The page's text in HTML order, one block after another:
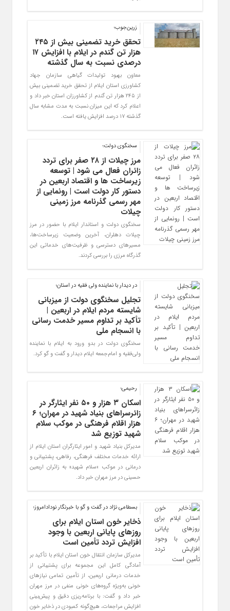
زرین‌جوب؛
تحقق خرید تضمینی بیش از ۲۴۵
هزار تن گندم در ایلام با افزایش ۱۷
درصدی نسبت به سال گذشته
معاون بهبود تولیدات گیاهی سازمان جهاد
کشاورزی استان ایلام از تحقق خرید تضمینی بیش
از ۲۴۵ هزار تن گندم از کشاورزان استان خبر داد و
اعلام کرد که این میزان نسبت به مدت مشابه سال
گذشته ۱۷ درصد افزایش یافته است.
سخنگوی دولت؛
مرز چیلات از ۲۸ صفر برای تردد
زائران فعال می‌ شود | توسعه
زیرساخت‌ ها و اقتصاد اربعین در
دستور کار دولت است | رونمایی از
مهر رسمی گذرنامه مرز زمینی
چیلات
سخنگوی دولت و استاندار ایلام با حضور در مرز
چیلات دهلران، آخرین وضعیت زیرساخت‌ها،
مسیرهای دسترسی و ظرفیت‌های خدماتی این
گذرگاه مرزی را بررسی کردند.
در دیدار با نماینده ولی فقیه در استان؛
تجلیل سخنگوی دولت از میزبانی
شایسته مردم ایلام در اربعین |
تأکید بر تداوم مسیر خدمت‌ رسانی
با انسجام ملی
سخنگوی دولت در بدو ورود به ایلام با نماینده
ولی‌فقیه و امام‌جمعه ایلام دیدار و گفت و گو کرد.
رحیمی؛
اسکان ۳ هزار و ۵۰ نفر ایثارگر در
زائرسراهای بنیاد شهید در مهران؛ ۶
هزار اقلام فرهنگی در موکب سلام
شهید توزیع شد
مدیرکل بنیاد شهید و امور ایثارگران استان ایلام از
ارائه خدمات مختلف فرهنگی، رفاهی، پشتیبانی و
درمانی در موکب «سلام شهید» به زائران اربعین
حسینی در مرز مهران خبر داد.
بسطامی نژاد در گفت و گو با خبرنگار نودادامروز؛
ذخایر خون استان ایلام برای
روزهای پایانی اربعین با وجود
افزایش تردد تأمین است
مدیرکل سازمان انتقال خون استان ایلام با تأکید بر
آمادگی کامل این مجموعه برای پشتیبانی از
خدمات درمانی اربعین، از تأمین تمامی نیازهای
خونی به‌ویژه گروه‌های خونی منفی در مرز مهران
خبر داد و گفت: با برنامه‌ریزی دقیق و پیش‌بینی
افزایش مراجعات، هیچ‌گونه کمبودی در ذخایر خون